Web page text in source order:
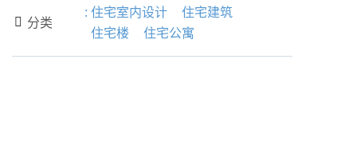
 分类
: 住宅室内设计
住宅建筑
住宅楼
住宅公寓